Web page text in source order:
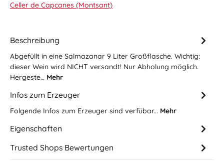
Celler de Capcanes (Montsant)
Beschreibung
Abgefüllt in eine Salmazanar 9 Liter Großflasche. Wichtig:
dieser Wein wird NICHT versandt! Nur Abholung möglich.
Hergeste… Mehr
Infos zum Erzeuger
Folgende Infos zum Erzeuger sind verfübar... Mehr
Eigenschaften
Trusted Shops Bewertungen